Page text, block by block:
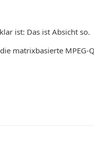
ist: Das ist Absicht so.
matrixbasierte MPEG-